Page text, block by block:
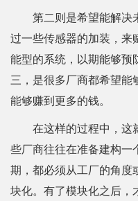
第二则是希望能解决
过一些传感器的加装，来
能型的系统，以期能够预
三，是很多厂商都希望能
能够赚到更多的钱。
在这样的过程中，这
些厂商往往在准备建构一
期，都必须从工厂的角度
块化。有了模块化之后，